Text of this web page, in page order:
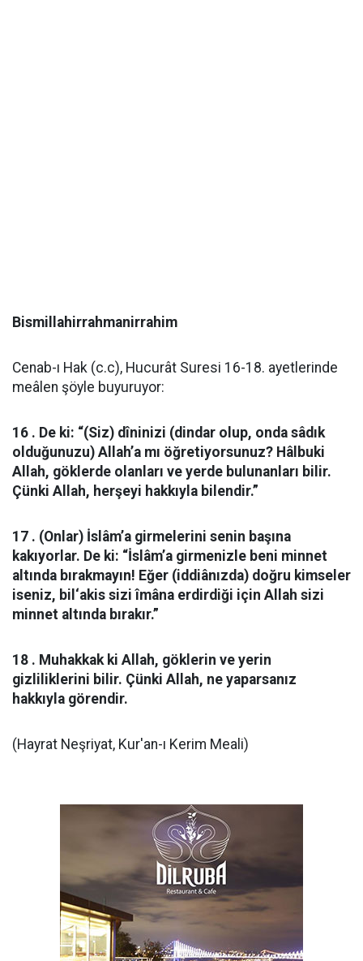
Bismillahirrahmanirrahim
Cenab-ı Hak (c.c), Hucurât Suresi 16-18. ayetlerinde
meâlen şöyle buyuruyor:
16 . De ki: “(Siz) dîninizi (dindar olup, onda sâdık
olduğunuzu) Allah’a mı öğretiyorsunuz? Hâlbuki
Allah, göklerde olanları ve yerde bulunanları bilir.
Çünki Allah, herşeyi hakkıyla bilendir.”
17 . (Onlar) İslâm’a girmelerini senin başına
kakıyorlar. De ki: “İslâm’a girmenizle beni minnet
altında bırakmayın! Eğer (iddiânızda) doğru kimseler
iseniz, bil‘akis sizi îmâna erdirdiği için Allah sizi
minnet altında bırakır.”
18 . Muhakkak ki Allah, göklerin ve yerin
gizliliklerini bilir. Çünki Allah, ne yaparsanız
hakkıyla görendir.
(Hayrat Neşriyat, Kur'an-ı Kerim Meali)